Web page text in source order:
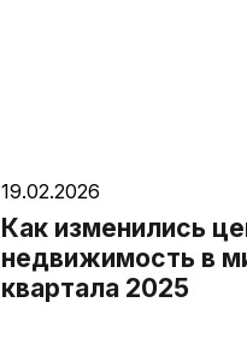
19.02.2026
Как изменились
недвижимость в
квартала 2025